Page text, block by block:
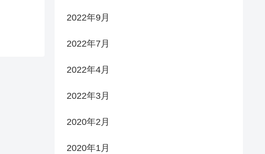
2022年9月
2022年7月
2022年4月
2022年3月
2020年2月
2020年1月